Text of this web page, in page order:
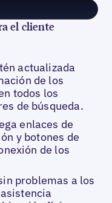
el cliente
actualizada
de los
todos los
de búsqueda.
enlaces de
y botones de
de los
problemas a los